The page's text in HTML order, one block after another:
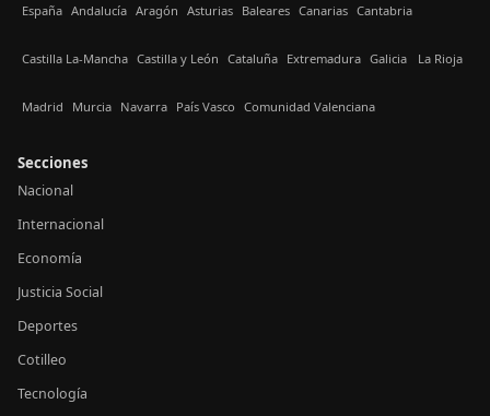
España Andalucía Aragón Asturias Baleares Canarias Cantabria
Castilla La-Mancha Castilla y León Cataluña Extremadura Galicia La Rioja
Madrid Murcia Navarra País Vasco Comunidad Valenciana
Secciones
Nacional
Internacional
Economía
Justicia Social
Deportes
Cotilleo
Tecnología